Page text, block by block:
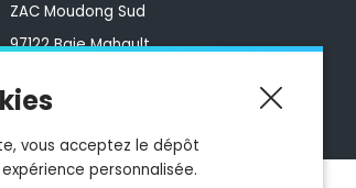
ZAC Moudong Sud
97122 Baie Mahault
vous acceptez le dépôt
personnalisée.